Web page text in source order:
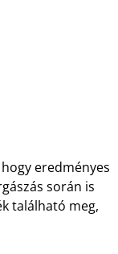
eredményes
során is
található meg,